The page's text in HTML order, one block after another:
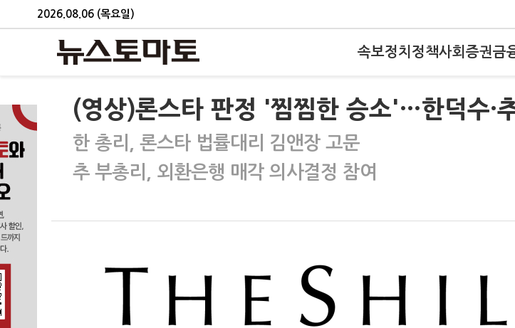
2026.08.06 (목요일)
속보정치 정책사회 증권금
(영상)론스타 판정 '찜찜한 승소'…한덕수·
한 총리, 론스타 법률대리 김앤장 고문
추 부총리, 외환은행 매각 의사결정 참여